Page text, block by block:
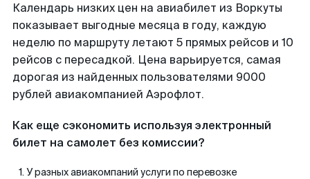
Календарь низких цен на авиабилет из Воркуты
показывает выгодные месяца в году, каждую
неделю по маршруту летают 5 прямых рейсов и 10
рейсов с пересадкой. Цена варьируется, самая
дорогая из найденных пользователями 9000
рублей авиакомпанией Аэрофлот.
Как еще сэкономить используя электронный
билет на самолет без комиссии?
У разных авиакомпаний услуги по перевозке